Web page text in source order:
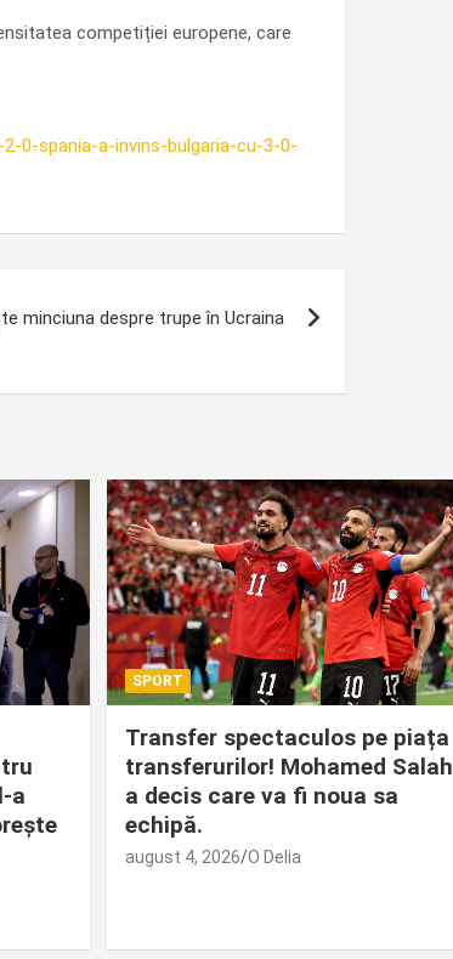
competiției europene, care
0-spania-a-invins-bulgaria-cu-3-0-
minciuna despre trupe în Ucraina
a
SPORT
Transfer spectaculos pe piața
transferurilor! Mohamed Salah
a decis care va fi noua sa
echipă.
august 4, 2026 O Delia